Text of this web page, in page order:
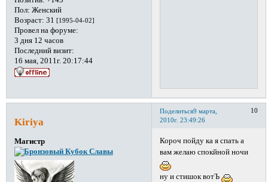
Пол: Женский
Возраст: 31 [1995-04-02]
Провел на форуме:
3 дня 12 часов
Последний визит:
16 мая, 2011г. 20:17:44
Поделиться 10
9 марта,
2010г. 23:49:26
Kiriya
Магистр
Короч пойду ка я спать а
вам желаю спокйной ночи
ну и стишок вотЪ